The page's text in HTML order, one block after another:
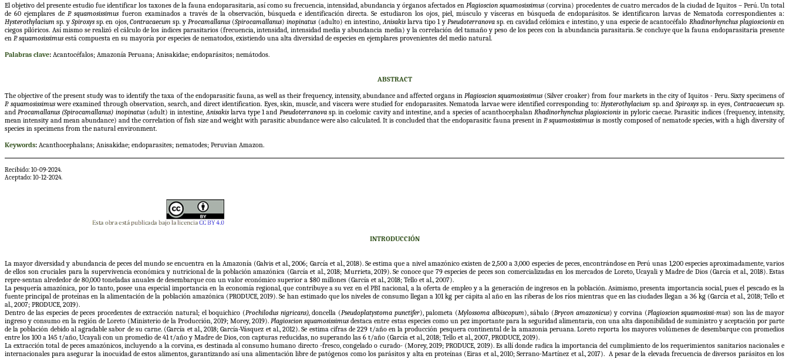
El objetivo del presente estudio fue identificar los taxones de la fauna endoparasitaria, así como su frecuencia, intensidad, abundancia y órganos afectados en Plagioscion squamosissimus (corvina) procedentes de cuatro mercados de la ciudad de Iquitos – Perú. Un total
de 60 ejemplares deP. squamosissimus fueron examinados a través de la observación, búsqueda e identificación directa. Se estudiaron los ojos, piel, músculo y vísceras en búsqueda de endoparásitos. Se identificaron larvas de Nematoda correspondientes a:
Hysterothylacium sp. y Spiroxyssp. en ojos,Contracaecum sp. y Procamallanus(Spirocamallanus)inopinatus (adulto) en intestino,Anisakislarva tipo 1 yPseudoterranova sp. en cavidad celómica e intestino, y una especie de acantocéfalo Rhadinorhynchus plagioscionisen
ciegos pilóricos. Así mismo se realizó el cálculo de los índices parasitarios (frecuencia, intensidad, intensidad media y abundancia media) y la correlación del tamaño y peso de los peces con la abundancia parasitaria. Se concluye que la fauna endoparasitaria presente
en P. squamosissimus está compuesta en su mayoría por especies de nematodos, existiendo una alta diversidad de especies en ejemplares provenientes del medio natural.
Palabras clave: Acantocéfalos; Amazonía Peruana; Anisakidae; endoparásitos; nemátodos.
ABSTRACT
The objective of the present study was to identify the taxa of the endoparasitic fauna, as well as their frequency, intensity, abundance and affected organs inPlagioscion squamosissimus (Silver croaker) from four markets in the city of Iquitos - Peru. Sixty specimens of
P. squamosissimuswere examined through observation, search, and direct identification. Eyes, skin, muscle, and viscera were studied for endoparasites. Nematoda larvae were identified corresponding to:Hysterothylacium sp. and Spiroxyssp. in eyes, Contracaecum sp.
andProcamallanus (Spirocamallanus) inopinatus(adult) in intestine,Anisakislarva type 1 and Pseudoterranovasp. in coelomic cavity and intestine, and a species of acanthocephalanRhadinorhynchus plagioscionis in pyloric caecae. Parasitic indices (frequency, intensity,
mean intensity and mean abundance) and the correlation of fish size and weight with parasitic abundance were also calculated. It is concluded that the endoparasitic fauna present inP. squamosissimus is mostly composed of nematode species, with a high diversity of
species in specimens from the natural environment.
Keywords: Acanthocephalans; Anisakidae; endoparasites; nematodes; Peruvian Amazon.
Recibido: 10-09-2024.
Aceptado: 10-12-2024.
INTRODUCCIÓN
La mayor diversidad y abundancia de peces del mundo se encuentra en la Amazonía (Galvis et al., 2006; García et al., 2018). Se estima que a nivel amazónico existen de 2,500 a 3,000 especies de peces, encontrándose en Perú unas 1,200 especies aproximadamente, varios
de ellos son cruciales para la supervivencia económica y nutricional de la población amazónica (García et al., 2018; Murrieta, 2019). Se conoce que 79 especies de peces son comercializadas en los mercados de Loreto, Ucayali y Madre de Dios (García et al., 2018). Estas
repre-sentan alrededor de 80,000 toneladas anuales de desembarque con un valor económico superior a $80 millones (García et al., 2018; Tello et al., 2007).
La pesquería amazónica, por lo tanto, posee una especial importancia en la economía regional, que contribuye a su vez en el PBI nacional, a la oferta de empleo y a la generación de ingresos en la población. Asimismo, presenta importancia social, pues el pescado es la
fuente principal de proteínas en la alimentación de la población amazónica (PRODUCE, 2019). Se han estimado que los niveles de consumo llegan a 101 kg per cápita al año en las riberas de los ríos mientras que en las ciudades llegan a 36 kg (García et al., 2018; Tello et
al., 2007; PRODUCE, 2019).
Dentro de las especies de peces procedentes de extracción natural; el boquichico (Prochilodus nigricans), doncella (Pseudoplatystoma punctifer), palometa (Mylossoma albiscopum), sábalo (Brycon amazonicus) y corvina (Plagioscion squamosissi-mus) son las de mayor
ingreso y consumo en la región de Loreto (Ministerio de la Producción, 2019; Morey, 2019). Plagioscion squamosissimus destaca entre estas especies como un pez importante para la seguridad alimentaria, con una alta disponibilidad de suministro y aceptación por parte
de la población debido al agradable sabor de su carne. (García et al., 2018; García-Vásquez et al., 2012). Se estima cifras de 229 t/año en la producción pesquera continental de la amazonia peruana. Loreto reporta los mayores volúmenes de desembarque con promedios
entre los 100 a 145 t/año, Ucayali con un promedio de 41 t/año y Madre de Dios, con capturas reducidas, no superando las 6 t/año (García et al., 2018; Tello et al., 2007, PRODUCE, 2019).
La extracción total de peces amazónicos, incluyendo a la corvina, es destinada al consumo humano directo -fresco, congelado o curado- (Morey, 2019; PRODUCE, 2019). Es allí donde radica la importancia del cumplimiento de los requerimientos sanitarios nacionales e
internacionales para asegurar la inocuidad de estos alimentos, garantizando así una alimentación libre de patógenos como los parásitos y alta en proteínas (Eiras et al., 2010; Serrano-Martínez et al., 2017). A pesar de la elevada frecuencia de diversos parásitos en los